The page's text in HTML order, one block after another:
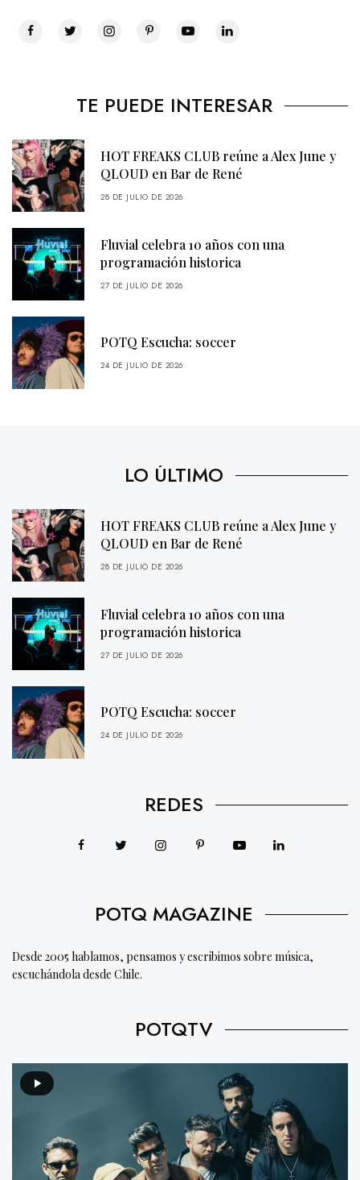
TE PUEDE INTERESAR
HOT FREAKS CLUB reúne a Alex June y
QLOUD en Bar de René
28 DE JULIO DE 2026
Fluvial celebra 10 años con una
programación historica
27 DE JULIO DE 2026
POTQ Escucha: soccer
24 DE JULIO DE 2026
LO ÚLTIMO
HOT FREAKS CLUB reúne a Alex June y
QLOUD en Bar de René
28 DE JULIO DE 2026
Fluvial celebra 10 años con una
programación historica
27 DE JULIO DE 2026
POTQ Escucha: soccer
24 DE JULIO DE 2026
REDES
POTQ MAGAZINE
Desde 2005 hablamos, pensamos y escribimos sobre música,
escuchándola desde Chile.
POTQTV